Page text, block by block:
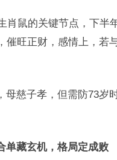
肖鼠的关键节点，下半
催旺正财，感情上，若
母慈子孝，但需防73岁
单藏玄机，格局定成败